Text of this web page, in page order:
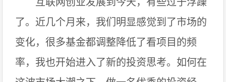
了。近几个月来，我们明显感觉到了市场的
变化，很多基金都调整降低了看项目的频
率，我也开始进入了新的投资思考。如何在